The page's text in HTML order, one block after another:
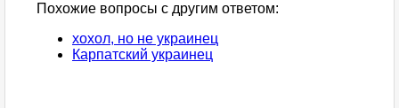
Похожие вопросы с другим ответом:
хохол, но не украинец
Карпатский украинец